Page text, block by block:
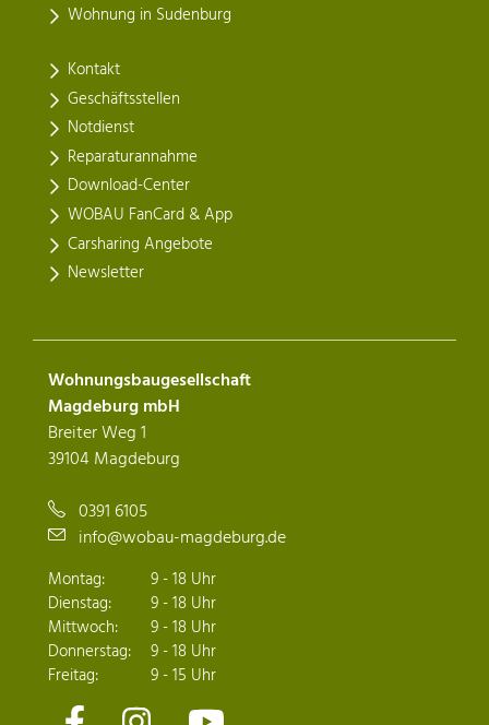
Wohnungsbaugesellschaft
Magdeburg mbH
Breiter Weg 1
39104 Magdeburg
0391 6105
info@wobau-magdeburg.de
Montag:
9 - 18 Uhr
Dienstag:
9 - 18 Uhr
Mittwoch:
9 - 18 Uhr
Donnerstag:
9 - 18 Uhr
Freitag:
9 - 15 Uhr
Wohnung in Sudenburg
Kontakt
Geschäftsstellen
Notdienst
Reparaturannahme
Download-Center
WOBAU FanCard & App
Carsharing Angebote
Newsletter